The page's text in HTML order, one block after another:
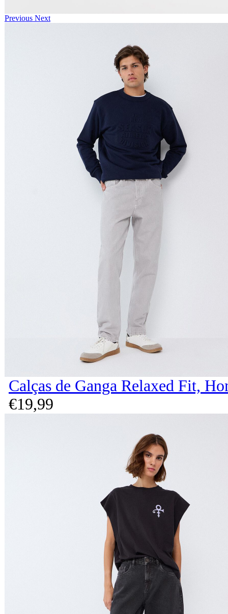
Previous Next
Calças de Ganga Relaxed Fit,
€19,99